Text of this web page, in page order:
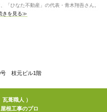
「ひなた不動産」の代表・青木翔吾さん。
きを見る≫
号 枝元ビル1階
瓦葺職人 ）
根工事のプロ